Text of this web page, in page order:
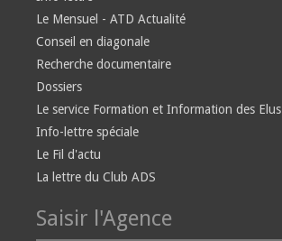
Le Mensuel - ATD Actualité
Conseil en diagonale
Recherche documentaire
Dossiers
Le service Formation et Information des Elus
Info-lettre spéciale
Le Fil d'actu
La lettre du Club ADS
Saisir l'Agence